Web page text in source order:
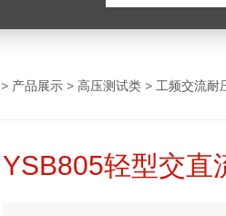
> 产品展示 > 高压测试类 > 工频交流耐
YSB805轻型交直